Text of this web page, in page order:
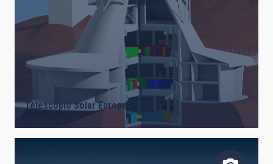
Telescopio Solar Europeo